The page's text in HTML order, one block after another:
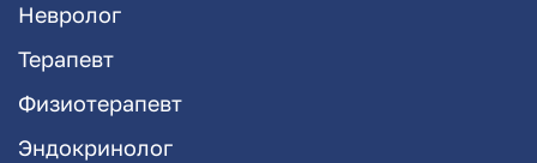
Невролог
Терапевт
Физиотерапевт
Эндокринолог